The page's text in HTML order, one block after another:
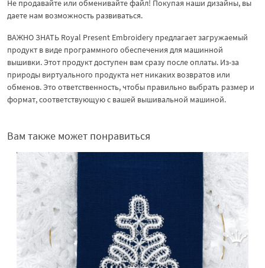
Не продавайте или обменивайте файл! Покупая наши дизайны, вы
даете нам возможность развиваться.
ВАЖНО ЗНАТЬ Royal Present Embroidery предлагает загружаемый
продукт в виде программного обеспечения для машинной
вышивки. Этот продукт доступен вам сразу после оплаты. Из-за
природы виртуального продукта нет никаких возвратов или
обменов. Это ответственность, чтобы правильно выбрать размер и
формат, соответствующую с вашей вышивальной машиной.
Вам также может понравиться